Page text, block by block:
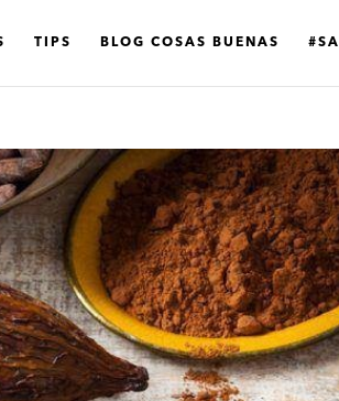
TIPS BLOG COSAS BUENAS